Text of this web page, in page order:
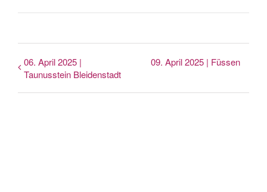
06. April 2025 |
Taunusstein Bleidenstadt
09. April 2025 | Füssen